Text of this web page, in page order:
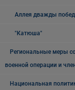
Аллея дважды
"Катюша"
Региональные меры
военной операции и
Национальная